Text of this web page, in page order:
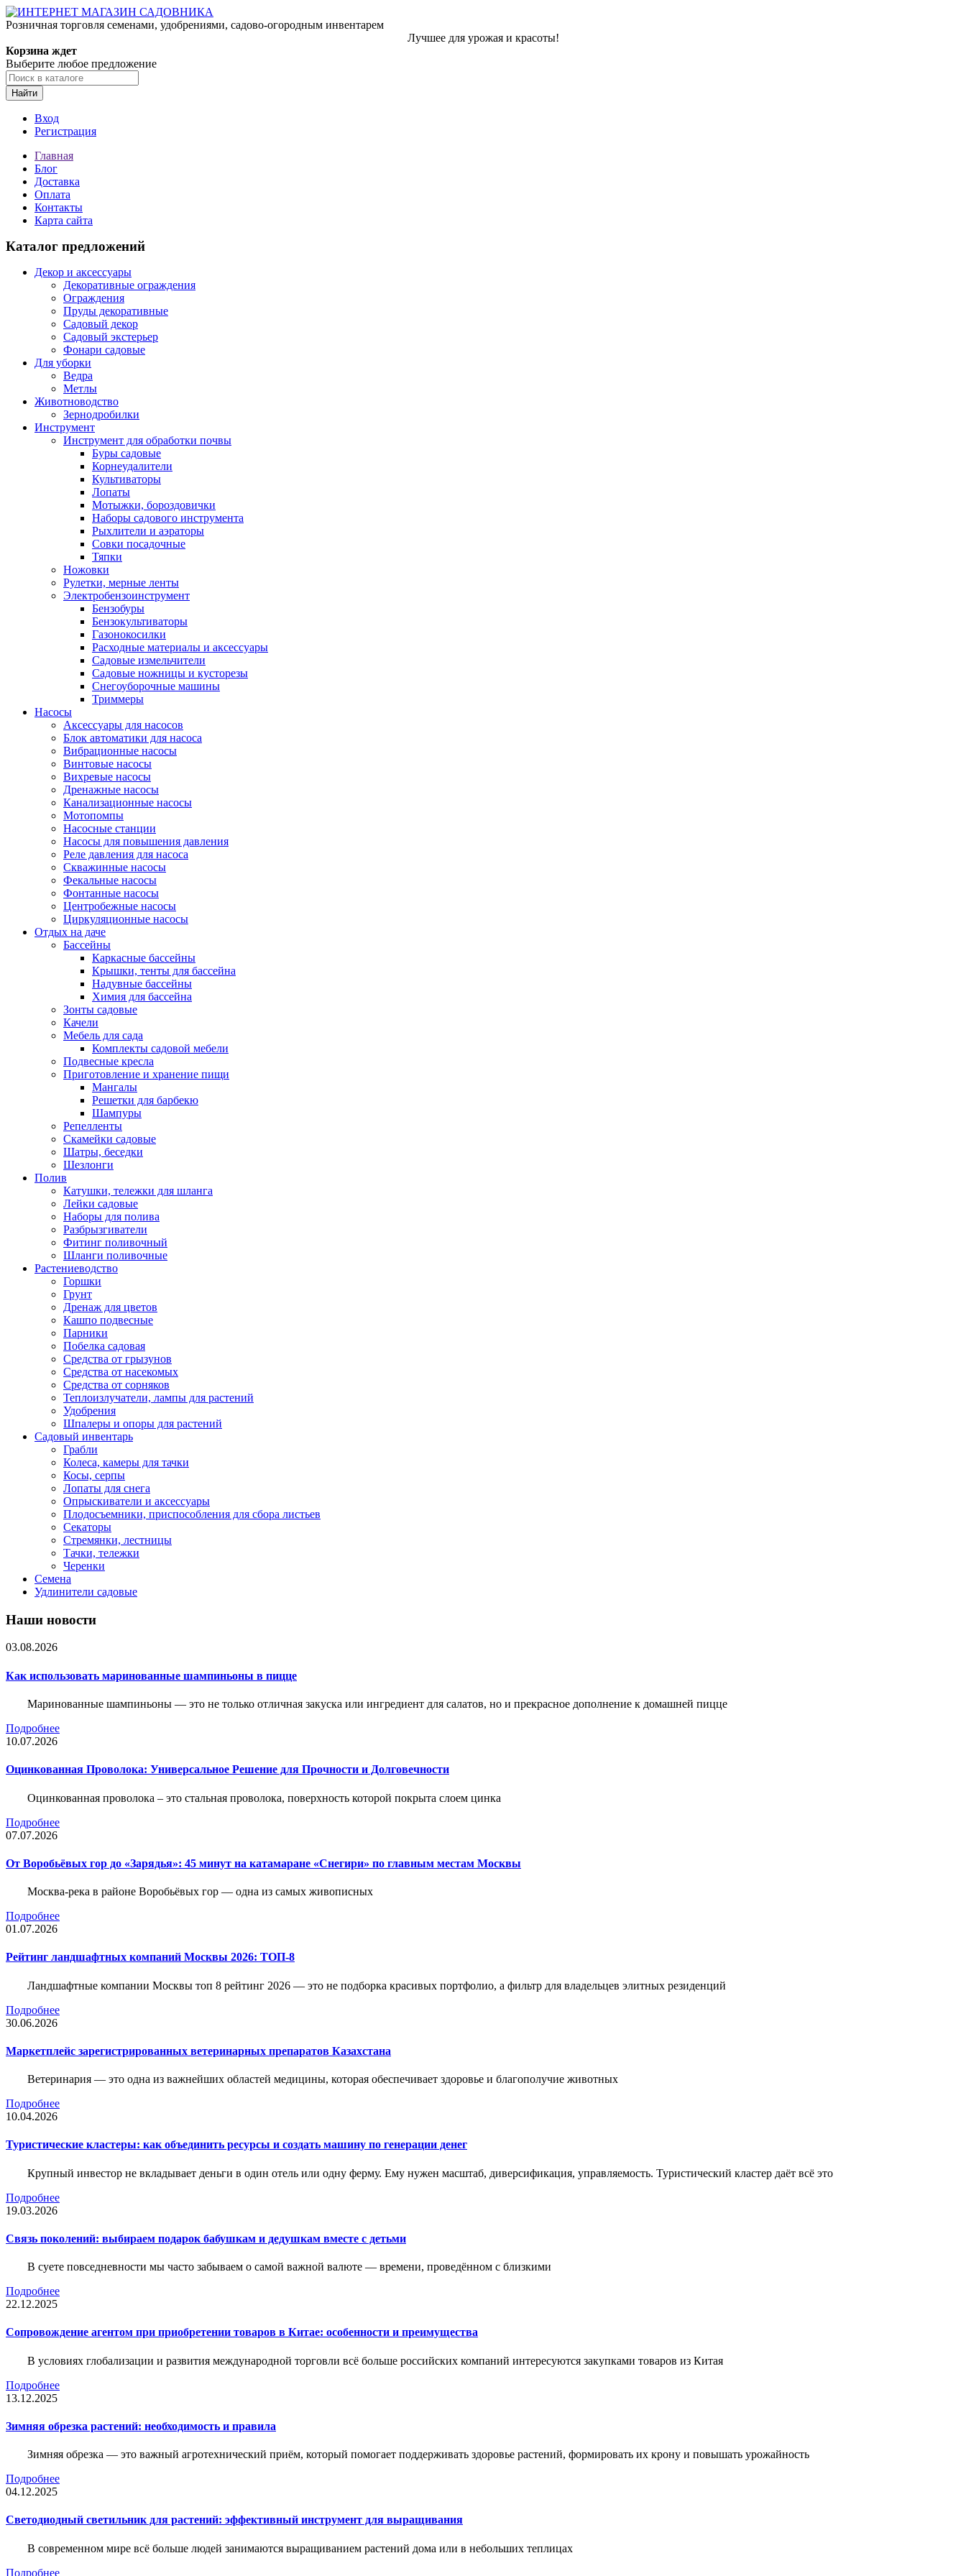
Розничная торговля семенами, удобрениями, садово-огородным инвентарем
Лучшее для урожая и красоты!
Корзина ждет
Выберите любое предложение
Найти
Вход
Регистрация
Главная
Блог
Доставка
Оплата
Контакты
Карта сайта
Каталог предложений
Декор и аксессуары
Декоративные ограждения
Ограждения
Пруды декоративные
Садовый декор
Садовый экстерьер
Фонари садовые
Для уборки
Ведра
Метлы
Животноводство
Зернодробилки
Инструмент
Инструмент для обработки почвы
Буры садовые
Корнеудалители
Культиваторы
Лопаты
Мотыжки, бороздовички
Наборы садового инструмента
Рыхлители и аэраторы
Совки посадочные
Тяпки
Ножовки
Рулетки, мерные ленты
Электробензоинструмент
Бензобуры
Бензокультиваторы
Газонокосилки
Расходные материалы и аксессуары
Садовые измельчители
Садовые ножницы и кусторезы
Снегоуборочные машины
Триммеры
Насосы
Аксессуары для насосов
Блок автоматики для насоса
Вибрационные насосы
Винтовые насосы
Вихревые насосы
Дренажные насосы
Канализационные насосы
Мотопомпы
Насосные станции
Насосы для повышения давления
Реле давления для насоса
Скважинные насосы
Фекальные насосы
Фонтанные насосы
Центробежные насосы
Циркуляционные насосы
Отдых на даче
Бассейны
Каркасные бассейны
Крышки, тенты для бассейна
Надувные бассейны
Химия для бассейна
Зонты садовые
Качели
Мебель для сада
Комплекты садовой мебели
Подвесные кресла
Приготовление и хранение пищи
Мангалы
Решетки для барбекю
Шампуры
Репелленты
Скамейки садовые
Шатры, беседки
Шезлонги
Полив
Катушки, тележки для шланга
Лейки садовые
Наборы для полива
Разбрызгиватели
Фитинг поливочный
Шланги поливочные
Растениеводство
Горшки
Грунт
Дренаж для цветов
Кашпо подвесные
Парники
Побелка садовая
Средства от грызунов
Средства от насекомых
Средства от сорняков
Теплоизлучатели, лампы для растений
Удобрения
Шпалеры и опоры для растений
Садовый инвентарь
Грабли
Колеса, камеры для тачки
Косы, серпы
Лопаты для снега
Опрыскиватели и аксессуары
Плодосъемники, приспособления для сбора листьев
Секаторы
Стремянки, лестницы
Тачки, тележки
Черенки
Семена
Удлинители садовые
Наши новости
03.08.2026
Как использовать маринованные шампиньоны в пицце
Маринованные шампиньоны — это не только отличная закуска или ингредиент для салатов, но и прекрасное дополнение к домашней пицце
Подробнее
10.07.2026
Оцинкованная Проволока: Универсальное Решение для Прочности и Долговечности
Оцинкованная проволока – это стальная проволока, поверхность которой покрыта слоем цинка
Подробнее
07.07.2026
От Воробьёвых гор до «Зарядья»: 45 минут на катамаране «Снегири» по главным местам Москвы
Москва-река в районе Воробьёвых гор — одна из самых живописных
Подробнее
01.07.2026
Рейтинг ландшафтных компаний Москвы 2026: ТОП-8
Ландшафтные компании Москвы топ 8 рейтинг 2026 — это не подборка красивых портфолио, а фильтр для владельцев элитных резиденций
Подробнее
30.06.2026
Маркетплейс зарегистрированных ветеринарных препаратов Казахстана
Ветеринария — это одна из важнейших областей медицины, которая обеспечивает здоровье и благополучие животных
Подробнее
10.04.2026
Туристические кластеры: как объединить ресурсы и создать машину по генерации денег
Крупный инвестор не вкладывает деньги в один отель или одну ферму. Ему нужен масштаб, диверсификация, управляемость. Туристический кластер даёт всё это
Подробнее
19.03.2026
Связь поколений: выбираем подарок бабушкам и дедушкам вместе с детьми
В суете повседневности мы часто забываем о самой важной валюте — времени, проведённом с близкими
Подробнее
22.12.2025
Сопровождение агентом при приобретении товаров в Китае: особенности и преимущества
В условиях глобализации и развития международной торговли всё больше российских компаний интересуются закупками товаров из Китая
Подробнее
13.12.2025
Зимняя обрезка растений: необходимость и правила
Зимняя обрезка — это важный агротехнический приём, который помогает поддерживать здоровье растений, формировать их крону и повышать урожайность
Подробнее
04.12.2025
Светодиодный светильник для растений: эффективный инструмент для выращивания
В современном мире всё больше людей занимаются выращиванием растений дома или в небольших теплицах
Подробнее